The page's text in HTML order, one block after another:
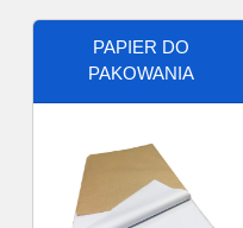
PAPIER DO
PAKOWANIA